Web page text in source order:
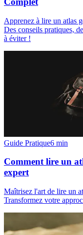
Apprenez à lire un atlas
Des conseils pratiques,
à éviter !
Guide Pratique6 min
Comment lire un
expert
Maîtrisez l'art de lire un
Transformez votre